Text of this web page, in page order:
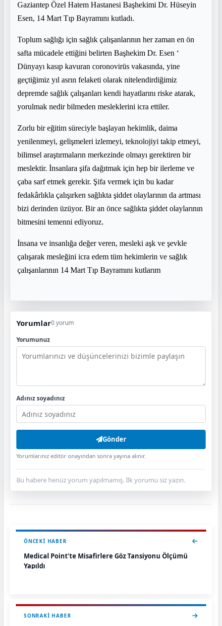
Gaziantep Özel Hatem Hastanesi Başhekimi Dr. Hüseyin
Esen, 14 Mart Tıp Bayramını kutladı.
Toplum sağlığı için sağlık çalışanlarının her zaman en ön
safta mücadele ettiğini belirten Başhekim Dr. Esen ‘
Dünyayı kasıp kavuran coronovirüs vakasında, yine
geçtiğimiz yıl asrın felaketi olarak nitelendirdiğimiz
depremde sağlık çalışanları kendi hayatlarını riske atarak,
yorulmak nedir bilmeden mesleklerini icra ettiler.
Zorlu bir eğitim süreciyle başlayan hekimlik, daima
yenilenmeyi, gelişmeleri izlemeyi, teknolojiyi takip etmeyi,
bilimsel araştırmaların merkezinde olmayı gerektiren bir
meslektir. İnsanlara şifa dağıtmak için hep bir ilerleme ve
çaba sarf etmek gerekir. Şifa vermek için bu kadar
fedakârlıkla çalışırken sağlıkta şiddet olaylarının da artması
bizi derinden üzüyor. Bir an önce sağlıkta şiddet olaylarının
bitmesini temenni ediyoruz.
İnsana ve insanlığa değer veren, mesleki aşk ve şevkle
çalışarak mesleğini icra edem tüm hekimlerin ve sağlık
çalışanlarının 14 Mart Tıp Bayramını kutlarım
Yorumlar0 yorum
Yorumunuz
Adınız soyadınız
Gönder
Yorumlarınız editör onayından sonra yayına alınır.
Bu habere henüz yorum yapılmamış. İlk yorumu siz yazın.
ÖNCEKI HABER
Medical Point’te Misafirlere Göz Tansiyonu Ölçümü
Yapıldı
SONRAKI HABER